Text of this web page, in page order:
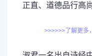
正直、道德品行高尚
>>>>>>了解更多